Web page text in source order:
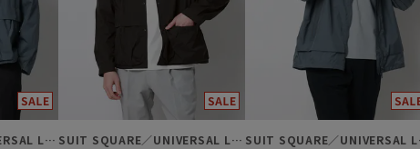
SUIT SQUARE／UNIVERSAL LANGUAGE SUIT SQUARE／UNIVERSAL LANGUAGE